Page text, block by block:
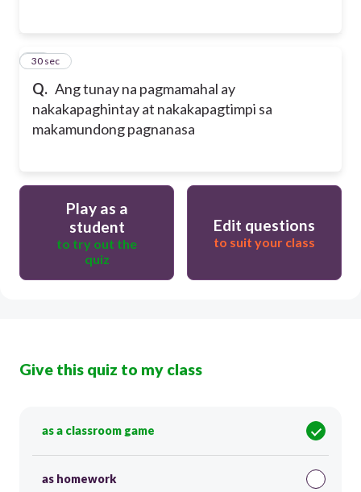
Q. Ang tunay na pagmamahal ay
nakakapaghintay at nakakapagtimpi sa
makamundong pagnanasa
15
30 sec
Play as a
student
to try out the
quiz
Edit questions
to suit your class
Give this quiz to my class
as a classroom game
as homework